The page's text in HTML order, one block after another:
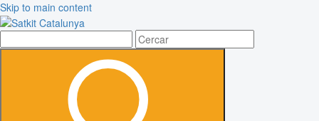
Skip to main content